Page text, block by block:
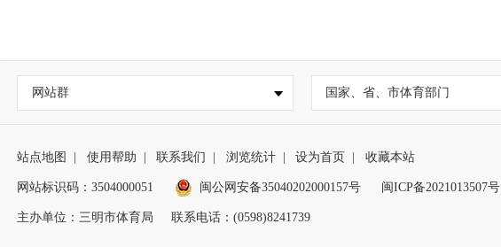
网站群 国家、省、市体育部门
站点地图 | 使用帮助 | 联系我们 | 浏览统计 | 设为首页 | 收藏本站
网站标识码：3504000051 闽公网安备35040202000157号 闽ICP备2021013507号
主办单位：三明市体育局 联系电话：(0598)8241739